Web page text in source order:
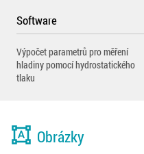
Software
Výpočet parametrů pro měření
hladiny pomocí hydrostatického
tlaku
format_shapes Obrázky